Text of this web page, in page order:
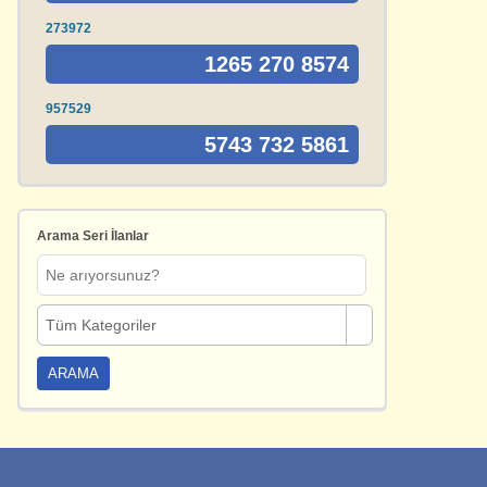
273972
1265 270 8574
957529
5743 732 5861
Arama Seri İlanlar
Tüm Kategoriler